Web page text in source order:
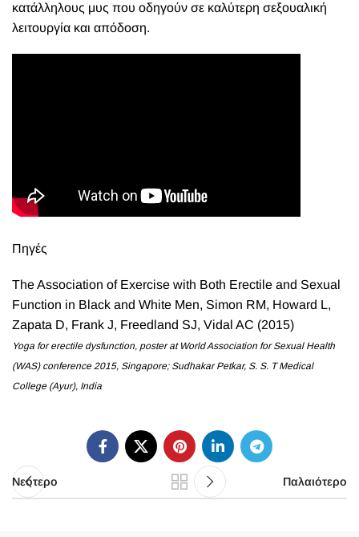
κατάλληλους μυς που οδηγούν σε καλύτερη σεξουαλική
λειτουργία και απόδοση.
Πηγές
The Association of Exercise with Both Erectile and Sexual
Function in Black and White Men, Simon RM, Howard L,
Zapata D, Frank J, Freedland SJ, Vidal AC (2015)
Yoga for erectile dysfunction, poster at World Association for Sexual Health
(WAS)conference 2015, Singapore; Sudhakar Petkar, S. S. T Medical
College (Ayur), India
Νεότερο Παλαιότερο